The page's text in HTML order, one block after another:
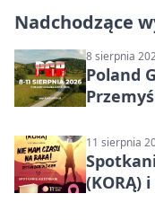
Nadchodzące
8 sierpnia
Poland
11 sierpnia
(KORĄ)